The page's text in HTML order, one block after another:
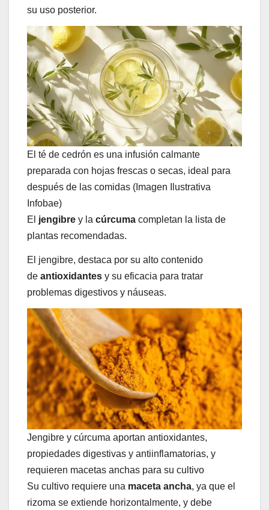
su uso posterior.
El té de cedrón es una infusión calmante
preparada con hojas frescas o secas, ideal para
después de las comidas (Imagen Ilustrativa
Infobae)
El jengibre y la cúrcuma completan la lista de
plantas recomendadas.
El jengibre, destaca por su alto contenido
de antioxidantes y su eficacia para tratar
problemas digestivos y náuseas.
Jengibre y cúrcuma aportan antioxidantes,
propiedades digestivas y antiinflamatorias, y
requieren macetas anchas para su cultivo
Su cultivo requiere una maceta ancha, ya que el
rizoma se extiende horizontalmente, y debe